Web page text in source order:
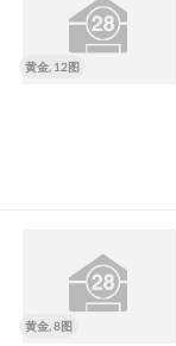
黄金, 12图
黄金, 8图